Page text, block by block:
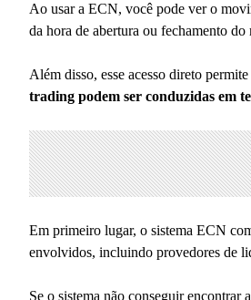
Ao usar a ECN, você pode ver o
da hora de abertura ou fechamento do
Além disso, esse acesso direto
trading podem ser conduzidas em
Em primeiro lugar, o sistema ECN
envolvidos, incluindo provedores de
Se o sistema não conseguir encontrar